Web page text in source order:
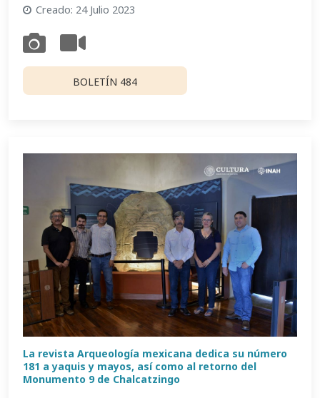
Creado: 24 Julio 2023
BOLETÍN 484
La revista Arqueología mexicana dedica su número
181 a yaquis y mayos, así como al retorno del
Monumento 9 de Chalcatzingo